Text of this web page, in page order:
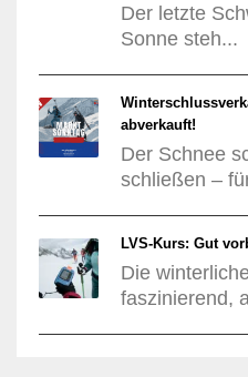
Der letzte
Sonne steh...
abverkauft!
Der Schnee
schließen –
LVS-Kurs: Gut
Die
faszinierend,